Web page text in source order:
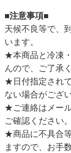
■注意事項■
天候不良等で、
います。
★本商品と冷凍
んので、ご了承
★日付指定され
ない場合がござい
★ご連絡はメー
ご確認ください。
★商品に不具合
ますので、お手